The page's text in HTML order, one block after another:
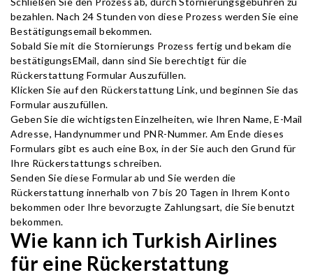
bezahlen. Nach 24 Stunden von diese Prozess werden Sie eine
Bestätigungsemail bekommen.
Sobald Sie mit die Stornierungs Prozess fertig und bekam die
bestätigungsEMail, dann sind Sie berechtigt für die
Rückerstattung Formular Auszufüllen.
Klicken Sie auf den Rückerstattung Link, und beginnen Sie das
Formular auszufüllen.
Geben Sie die wichtigsten Einzelheiten, wie Ihren Name, E-Mail
Adresse, Handynummer und PNR-Nummer. Am Ende dieses
Formulars gibt es auch eine Box, in der Sie auch den Grund für
Ihre Rückerstattungs schreiben.
Senden Sie diese Formular ab und Sie werden die
Rückerstattung innerhalb von 7 bis 20 Tagen in Ihrem Konto
bekommen oder Ihre bevorzugte Zahlungsart, die Sie benutzt
bekommen.
Wie kann ich Turkish Airlines
für eine Rückerstattung